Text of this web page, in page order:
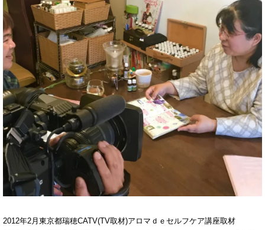
2012年2月東京都瑞穂CATV(TV取材)アロマｄｅセルフケア講座取材